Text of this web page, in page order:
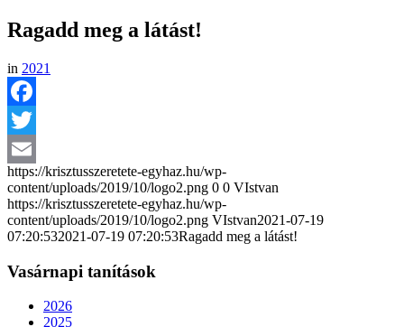
Ragadd meg a látást!
in 2021
Facebook
Twitter
Email
https://krisztusszeretete-egyhaz.hu/wp-
content/uploads/2019/10/logo2.png 0 0 VIstvan
https://krisztusszeretete-egyhaz.hu/wp-
content/uploads/2019/10/logo2.png VIstvan2021-07-19
07:20:532021-07-19 07:20:53Ragadd meg a látást!
Vasárnapi tanítások
2026
2025